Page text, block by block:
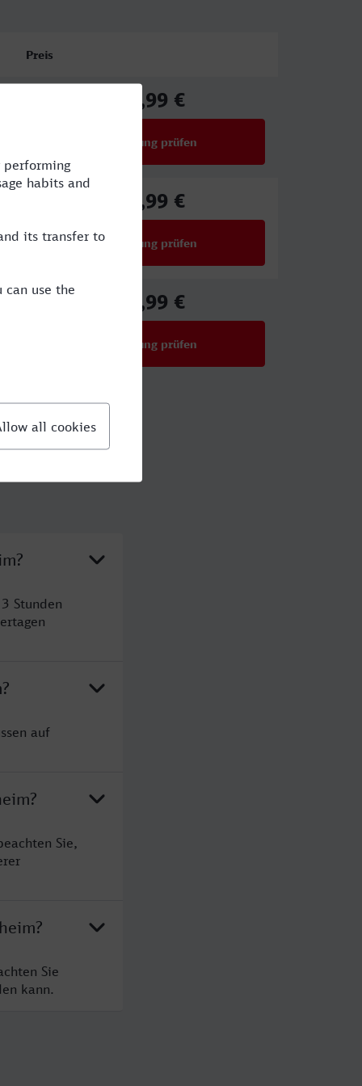
Preis
47,99 €
Verbindung prüfen
40,99 €
Verbindung prüfen
27,99 €
Verbindung prüfen
Stunden
auf
Sie,
Sie
kann.